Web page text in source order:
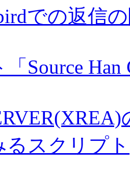
での返信
Source
るスクリプ